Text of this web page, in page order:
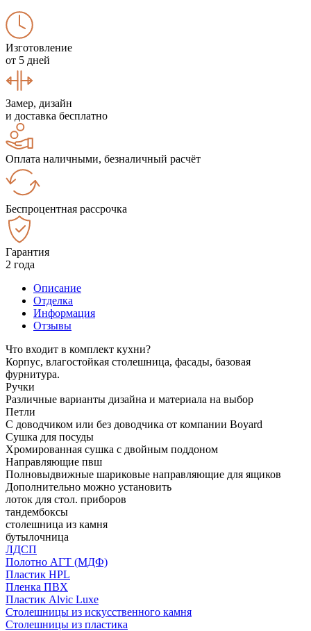
Изготовление
от 5 дней
Замер, дизайн
и доставка бесплатно
Оплата наличными, безналичный расчёт
Беспроцентная рассрочка
Гарантия
2 года
Описание
Отделка
Информация
Отзывы
Что входит в комплект кухни?
Корпус, влагостойкая столешница, фасады, базовая
фурнитура.
Ручки
Различные варианты дизайна и материала на выбор
Петли
С доводчиком или без доводчика от компании Boyard
Сушка для посуды
Хромированная сушка с двойным поддоном
Направляющие пвш
Полновыдвижные шариковые направляющие для ящиков
Дополнительно можно установить
лоток для стол. приборов
тандембоксы
столешница из камня
бутылочница
ЛДСП
Полотно АГТ (МДФ)
Пластик HPL
Пленка ПВХ
Пластик Alvic Luxe
Столешницы из искусственного камня
Столешницы из пластика